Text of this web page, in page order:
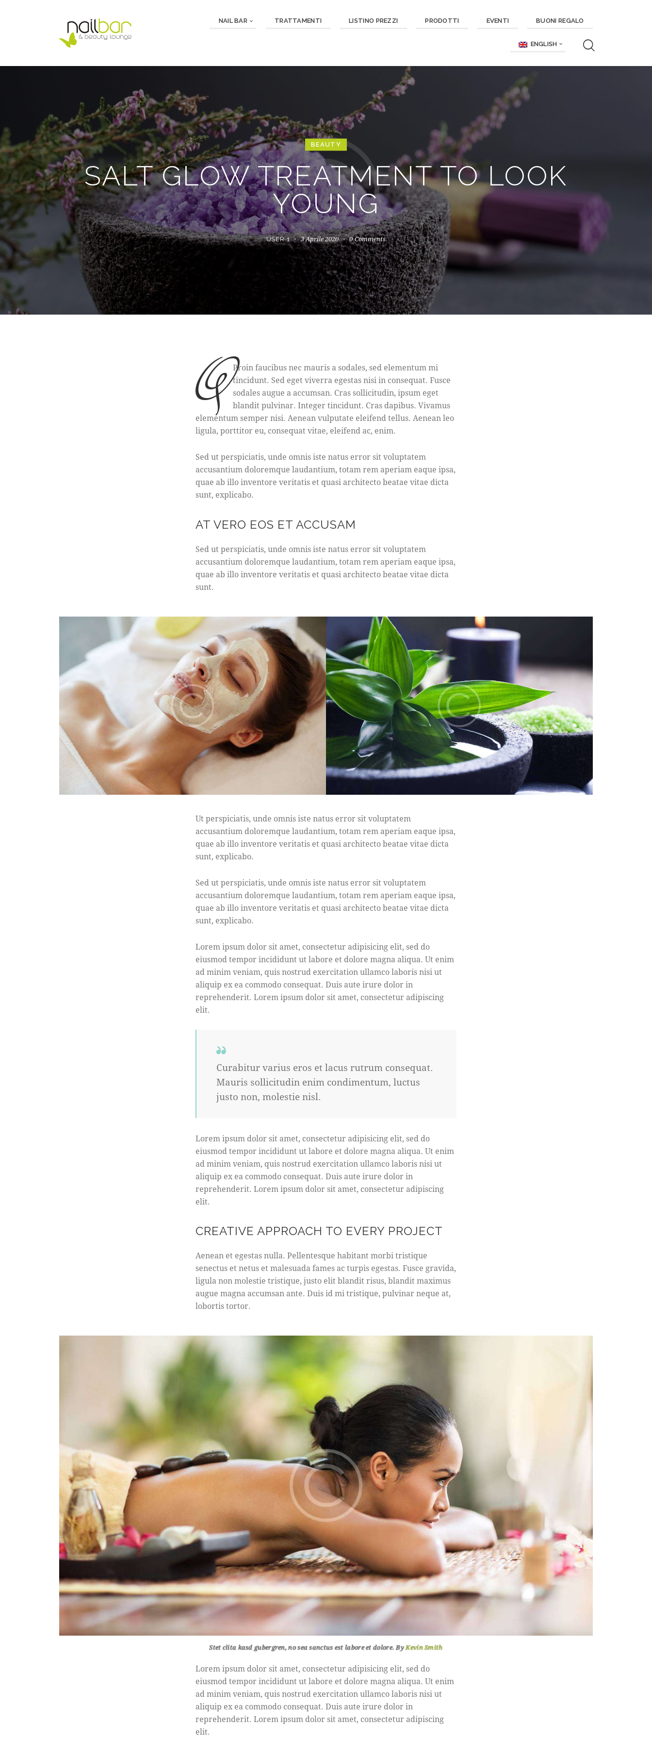
NAIL BAR TRATTAMENTI LISTINO PREZZI PRODOTTI EVENTI BUONI REGALO
ENGLISH
BEAUTY
SALT GLOW TREATMENT TO LOOK
YOUNG
USER 1 3 Aprile 2020 0 Comments
q
Proin faucibus nec mauris a sodales, sed elementum mi
tincidunt. Sed eget viverra egestas nisi in consequat. Fusce
sodales augue a accumsan. Cras sollicitudin, ipsum eget
blandit pulvinar. Integer tincidunt. Cras dapibus. Vivamus
elementum semper nisi. Aenean vulputate eleifend tellus. Aenean leo
ligula, porttitor eu, consequat vitae, eleifend ac, enim.
Sed ut perspiciatis, unde omnis iste natus error sit voluptatem
accusantium doloremque laudantium, totam rem aperiam eaque ipsa,
quae ab illo inventore veritatis et quasi architecto beatae vitae dicta
sunt, explicabo.
AT VERO EOS ET ACCUSAM
Sed ut perspiciatis, unde omnis iste natus error sit voluptatem
accusantium doloremque laudantium, totam rem aperiam eaque ipsa,
quae ab illo inventore veritatis et quasi architecto beatae vitae dicta
sunt.
Ut perspiciatis, unde omnis iste natus error sit voluptatem
accusantium doloremque laudantium, totam rem aperiam eaque ipsa,
quae ab illo inventore veritatis et quasi architecto beatae vitae dicta
sunt, explicabo.
Sed ut perspiciatis, unde omnis iste natus error sit voluptatem
accusantium doloremque laudantium, totam rem aperiam eaque ipsa,
quae ab illo inventore veritatis et quasi architecto beatae vitae dicta
sunt, explicabo.
Lorem ipsum dolor sit amet, consectetur adipisicing elit, sed do
eiusmod tempor incididunt ut labore et dolore magna aliqua. Ut enim
ad minim veniam, quis nostrud exercitation ullamco laboris nisi ut
aliquip ex ea commodo consequat. Duis aute irure dolor in
reprehenderit. Lorem ipsum dolor sit amet, consectetur adipiscing
elit.
Curabitur varius eros et lacus rutrum consequat.
Mauris sollicitudin enim condimentum, luctus
justo non, molestie nisl.
Lorem ipsum dolor sit amet, consectetur adipisicing elit, sed do
eiusmod tempor incididunt ut labore et dolore magna aliqua. Ut enim
ad minim veniam, quis nostrud exercitation ullamco laboris nisi ut
aliquip ex ea commodo consequat. Duis aute irure dolor in
reprehenderit. Lorem ipsum dolor sit amet, consectetur adipiscing
elit.
CREATIVE APPROACH TO EVERY PROJECT
Aenean et egestas nulla. Pellentesque habitant morbi tristique
senectus et netus et malesuada fames ac turpis egestas. Fusce gravida,
ligula non molestie tristique, justo elit blandit risus, blandit maximus
augue magna accumsan ante. Duis id mi tristique, pulvinar neque at,
lobortis tortor.
Stet clita kasd gubergren, no sea sanctus est labore et dolore. ByKevin Smith
Lorem ipsum dolor sit amet, consectetur adipisicing elit, sed do
eiusmod tempor incididunt ut labore et dolore magna aliqua. Ut enim
ad minim veniam, quis nostrud exercitation ullamco laboris nisi ut
aliquip ex ea commodo consequat. Duis aute irure dolor in
reprehenderit. Lorem ipsum dolor sit amet, consectetur adipiscing
elit.